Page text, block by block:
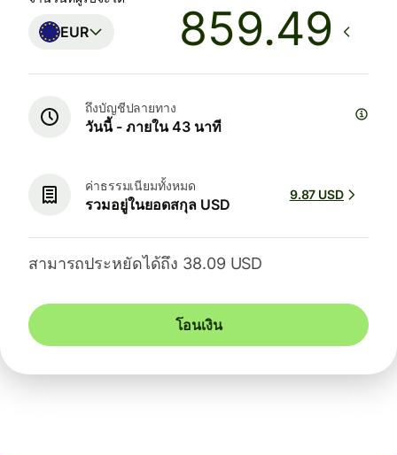
EUR
ถึงบัญชีปลายทาง
วันนี้ - ภายใน 43 นาที
ค่าธรรมเนียมทั้งหมด
รวมอยู่ในยอดสกุล USD
9.87 USD
สามารถประหยัดได้ถึง 38.09 USD
โอนเงิน